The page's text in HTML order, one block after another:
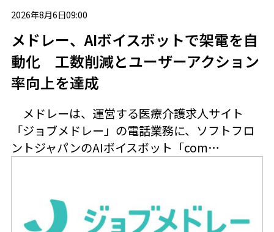
2026年8月6日09:00
メドレー、AIボイスボットで架電を自
動化 工数削減とユーザーアクション
率向上を達成
メドレーは、運営する医療介護求人サイト
「ジョブメドレー」の電話業務に、ソフトフロ
ントジャパンのAIボイスボット「com…